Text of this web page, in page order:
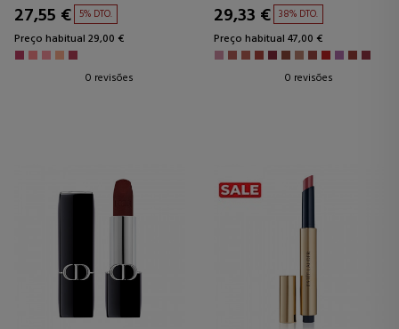
27,55 € 5% DTO.
Preço habitual 29,00 €
0 revisões
29,33 € 38% DTO.
Preço habitual 47,00 €
0 revisões